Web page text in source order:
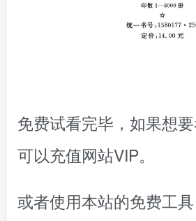
免费试看完毕，如果想要
可以充值网站VIP。
或者使用本站的免费工